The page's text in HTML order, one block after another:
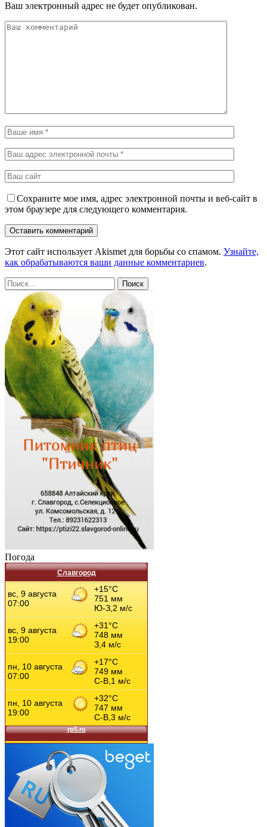
Ваш электронный адрес не будет опубликован.
Сохраните мое имя, адрес электронной почты и веб-сайт в
этом браузере для следующего комментария.
Этот сайт использует Akismet для борьбы со спамом. Узнайте,
как обрабатываются ваши данные комментариев.
Погода
Славгород